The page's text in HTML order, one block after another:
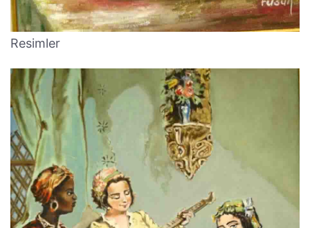
Resimler